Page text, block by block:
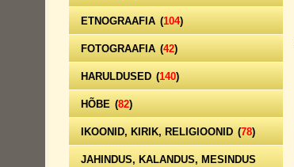
ETNOGRAAFIA (104)
FOTOGRAAFIA (42)
HARULDUSED (140)
HÕBE (82)
IKOONID, KIRIK, RELIGIOONID (78)
JAHINDUS, KALANDUS, MESINDUS